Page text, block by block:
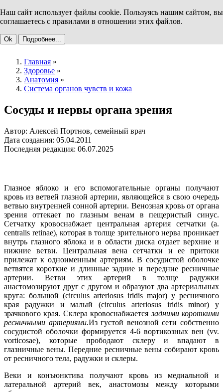
Наш сайт использует файлы cookie. Пользуясь нашим сайтом, вы
соглашаетесь с правилами в отношении этих файлов.
Ok Подробнее...
Главная »
Здоровье »
Анатомия »
Система органов чувств и кожа
Сосуды и нервы органа зрения
Автор: Алексей Портнов, семейный врач
Дата создания: 05.04.2011
Последняя редакция: 06.07.2025
Глазное яблоко и его вспомогательные органы получают
кровь из ветвей глазной артерии, являющейся в свою очередь
ветвью внутренней сонной артерии. Венозная кровь от органа
зрения оттекает по глазным венам в пещеристый синус.
Сетчатку кровоснабжает центральная артерия сетчатки (a.
centralis retinae), которая в толще зрительного нерва проникает
внутрь глазного яблока и в области диска отдает верхние и
нижние ветви. Центральная вена сетчатки и ее притоки
прилежат к одноименным артериям. В сосудистой оболочке
ветвятся короткие и длинные задние и передние ресничные
артерии. Ветви этих артерий в толще радужки
анастомозируют друг с другом и образуют два артериальных
круга: большой (circulus arteriosus iridis major) у ресничного
края радужки и малый (circulus arteriosus iridis minor) у
зрачкового края. Склера кровоснабжаетсязадними короткими
ресничными артериями.Из густой венозной сети собственно
сосудистой оболочки формируется 4-6 вортикозных вен (vv.
vorticosae), которые прободают склеру и впадают в
глазничные вены. Передние ресничные вены собирают кровь
от ресничного тела, радужки и склеры.
Веки и конъюнктива получают кровь из медиальной и
латеральной артерий век, анастомозы между которыми